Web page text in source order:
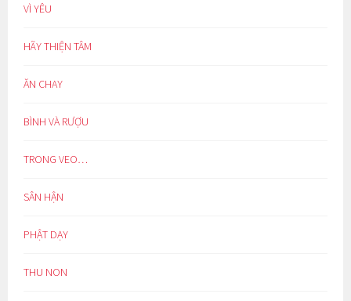
VÌ YÊU
HÃY THIỆN TÂM
ĂN CHAY
BÌNH VÀ RƯỢU
TRONG VEO…
SÂN HẬN
PHẬT DẠY
THU NON